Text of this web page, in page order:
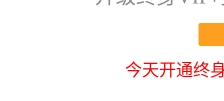
今天开通终